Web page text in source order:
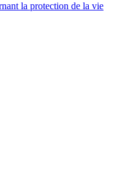
la protection de la vie